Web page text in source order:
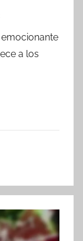
a los